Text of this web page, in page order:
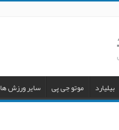
بیلیارد موتو جی پی سایر ورزش ها